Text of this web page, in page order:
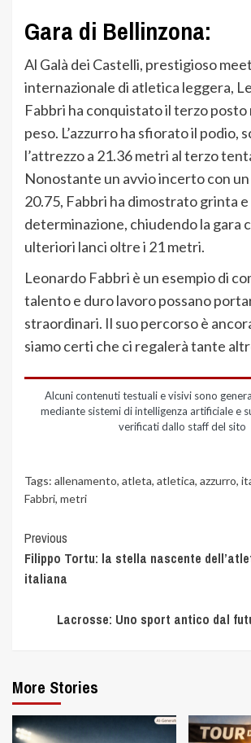
Gara di Bellinzona:
Al Galà dei Castelli, prestigioso
internazionale di atletica leggera,
Fabbri ha conquistato il terzo
peso. L’azzurro ha sfiorato il podio,
l’attrezzo a 21.36 metri al terzo
Nonostante un avvio incerto con un
20.75, Fabbri ha dimostrato grinta e
determinazione, chiudendo la gara
ulteriori lanci oltre i 21 metri.
Leonardo Fabbri è un esempio di
talento e duro lavoro possano
straordinari. Il suo percorso è
siamo certi che ci regalerà tante
Alcuni contenuti testuali e visivi sono
mediante sistemi di intelligenza artificiale e
verificati dallo staff del sito
Tags: allenamento, atleta, atletica, azzurro,
Fabbri, metri
Previous
Filippo Tortu: la stella nascente
italiana
Lacrosse: Uno sport antico dal
More Stories